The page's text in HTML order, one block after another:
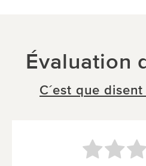
Évaluation
C´est que